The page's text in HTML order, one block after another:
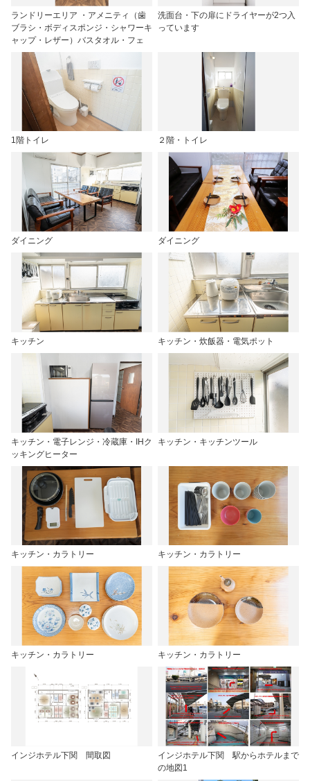
ランドリーエリア ・アメニティ（歯
ブラシ・ボディスポンジ・シャワーキ
ャップ・レザー）バスタオル・フェ
洗面台・下の扉にドライヤーが2つ入
っています
1階トイレ ２階・トイレ
ダイニング ダイニング
キッチン キッチン・炊飯器・電気ポット
キッチン・電子レンジ・冷蔵庫・IHク
ッキングヒーター
キッチン・キッチンツール
キッチン・カラトリー キッチン・カラトリー
キッチン・カラトリー キッチン・カラトリー
インジホテル下関 間取図
インジホテル下関 駅からホテルまで
の地図1